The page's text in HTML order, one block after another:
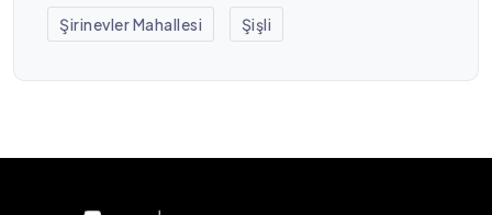
Şirinevler Mahallesi Şişli